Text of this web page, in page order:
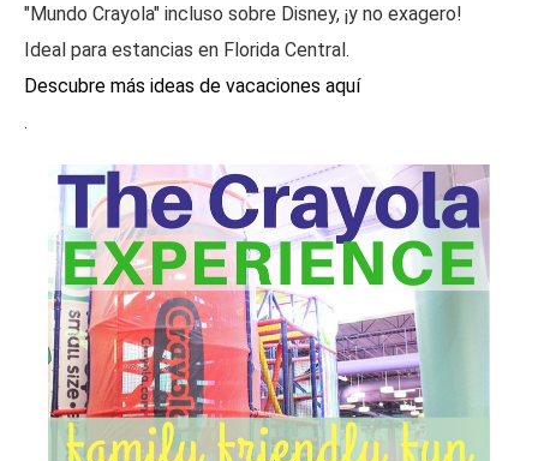
"Mundo Crayola" incluso sobre Disney, ¡y no exagero!
Ideal para estancias en Florida Central.
Descubre más ideas de vacaciones aquí
.